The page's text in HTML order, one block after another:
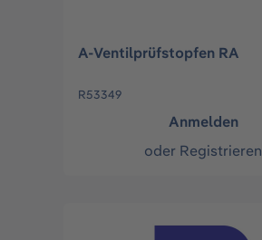
A-Ventilprüfstopfen RA
R53349
Anmelden
oder Registrieren